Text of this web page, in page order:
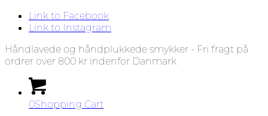
Link to Facebook
Link to Instagram
Håndlavede og håndplukkede smykker - Fri fragt på
ordrer over 800 kr indenfor Danmark
0Shopping Cart